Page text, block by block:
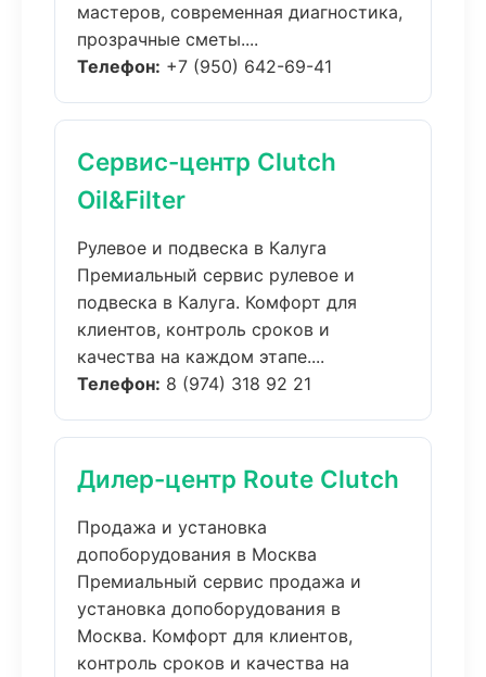
мастеров, современная диагностика,
прозрачные сметы....
Телефон: +7 (950) 642-69-41
Сервис-центр Clutch
Oil&Filter
Рулевое и подвеска в Калуга
Премиальный сервис рулевое и
подвеска в Калуга. Комфорт для
клиентов, контроль сроков и
качества на каждом этапе....
Телефон: 8 (974) 318 92 21
Дилер-центр Route Clutch
Продажа и установка
допоборудования в Москва
Премиальный сервис продажа и
установка допоборудования в
Москва. Комфорт для клиентов,
контроль сроков и качества на